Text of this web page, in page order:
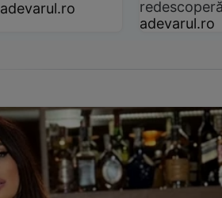
adevarul.ro
adevarul.ro